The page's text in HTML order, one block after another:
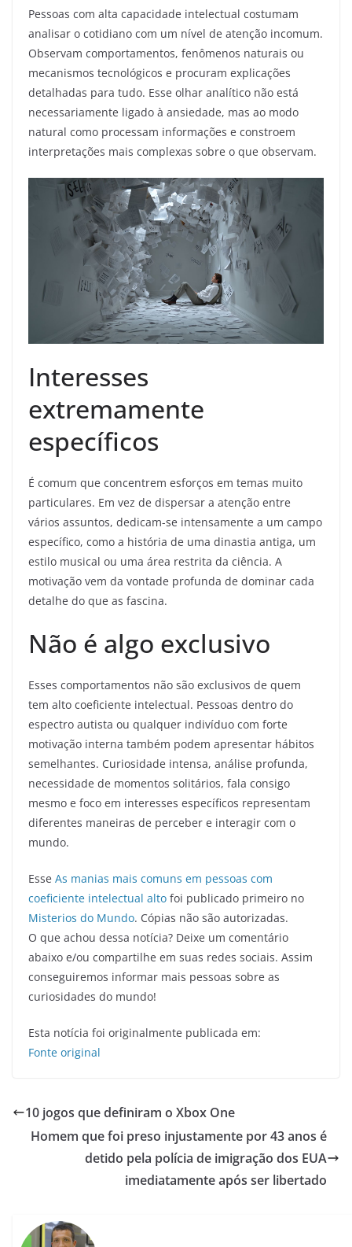
Pessoas com alta capacidade intelectual costumam
analisar o cotidiano com um nível de atenção incomum.
Observam comportamentos, fenômenos naturais ou
mecanismos tecnológicos e procuram explicações
detalhadas para tudo. Esse olhar analítico não está
necessariamente ligado à ansiedade, mas ao modo
natural como processam informações e constroem
interpretações mais complexas sobre o que observam.
Interesses
extremamente
específicos
É comum que concentrem esforços em temas muito
particulares. Em vez de dispersar a atenção entre
vários assuntos, dedicam-se intensamente a um campo
específico, como a história de uma dinastia antiga, um
estilo musical ou uma área restrita da ciência. A
motivação vem da vontade profunda de dominar cada
detalhe do que as fascina.
Não é algo exclusivo
Esses comportamentos não são exclusivos de quem
tem alto coeficiente intelectual. Pessoas dentro do
espectro autista ou qualquer indivíduo com forte
motivação interna também podem apresentar hábitos
semelhantes. Curiosidade intensa, análise profunda,
necessidade de momentos solitários, fala consigo
mesmo e foco em interesses específicos representam
diferentes maneiras de perceber e interagir com o
mundo.
Esse As manias mais comuns em pessoas com
coeficiente intelectual alto foi publicado primeiro no
Misterios do Mundo. Cópias não são autorizadas.
O que achou dessa notícia? Deixe um comentário
abaixo e/ou compartilhe em suas redes sociais. Assim
conseguiremos informar mais pessoas sobre as
curiosidades do mundo!
Esta notícia foi originalmente publicada em:
Fonte original
10 jogos que definiram o Xbox One
Homem que foi preso injustamente por 43 anos é
detido pela polícia de imigração dos EUA
imediatamente após ser libertado